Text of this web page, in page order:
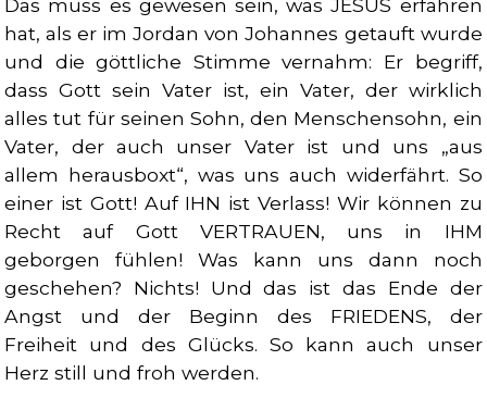
Das muss es gewesen sein, was JESUS erfahren
hat, als er im Jordan von Johannes getauft wurde
und die göttliche Stimme vernahm: Er begriff,
dass Gott sein Vater ist, ein Vater, der wirklich
alles tut für seinen Sohn, den Menschensohn, ein
Vater, der auch unser Vater ist und uns „aus
allem herausboxt“, was uns auch widerfährt. So
einer ist Gott! Auf IHN ist Verlass! Wir können zu
Recht auf Gott VERTRAUEN, uns in IHM
geborgen fühlen! Was kann uns dann noch
geschehen? Nichts! Und das ist das Ende der
Angst und der Beginn des FRIEDENS, der
Freiheit und des Glücks. So kann auch unser
Herz still und froh werden.